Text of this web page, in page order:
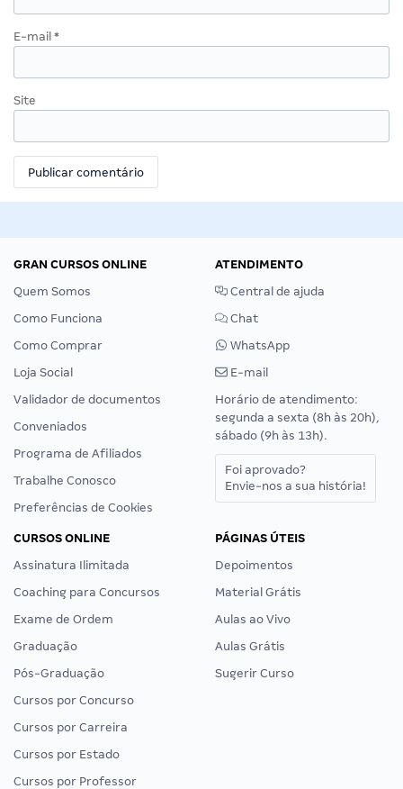
E-mail *
Site
GRAN CURSOS ONLINE
Quem Somos
Como Funciona
Como Comprar
Loja Social
Validador de documentos
Conveniados
Programa de Afiliados
Trabalhe Conosco
Preferências de Cookies
ATENDIMENTO
Central de ajuda
Chat
WhatsApp
E-mail
Horário de atendimento:
segunda a sexta (8h às 20h),
sábado (9h às 13h).
Foi aprovado?
Envie-nos a sua história!
CURSOS ONLINE
Assinatura Ilimitada
Coaching para Concursos
Exame de Ordem
Graduação
Pós-Graduação
Cursos por Concurso
Cursos por Carreira
Cursos por Estado
Cursos por Professor
PÁGINAS ÚTEIS
Depoimentos
Material Grátis
Aulas ao Vivo
Aulas Grátis
Sugerir Curso